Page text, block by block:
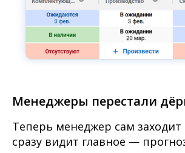
Менеджеры перестали
Теперь менеджер сам заходит
сразу видит главное —